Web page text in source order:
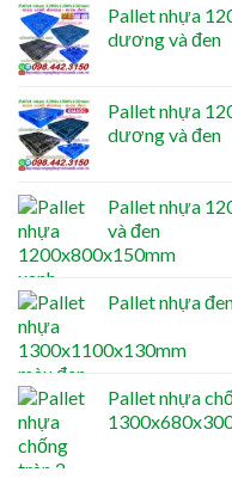
Pallet nhựa
dương và đen
Pallet nhựa
dương và đen
Pallet nhựa
và đen
Pallet nhựa
Pallet nhựa